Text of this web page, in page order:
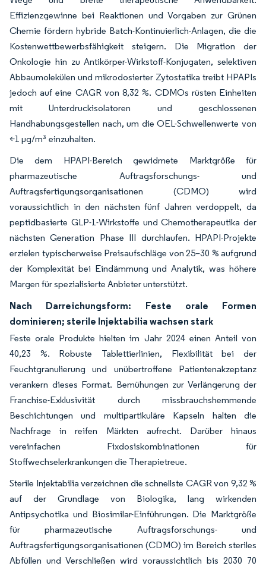
Effizienzgewinne bei Reaktionen und Vorgaben zur Grünen
Chemie fördern hybride Batch-Kontinuierlich-Anlagen, die die
Kostenwettbewerbsfähigkeit steigern. Die Migration der
Onkologie hin zu Antikörper-Wirkstoff-Konjugaten, selektiven
Abbaumolekülen und mikrodosierter Zytostatika treibt HPAPIs
jedoch auf eine CAGR von 8,32 %. CDMOs rüsten Einheiten
mit Unterdruckisolatoren und geschlossenen
Handhabungsgestellen nach, um die OEL-Schwellenwerte von
<1 μg/m³ einzuhalten.
Die dem HPAPI-Bereich gewidmete Marktgröße für
pharmazeutische Auftragsforschungs- und
Auftragsfertigungsorganisationen (CDMO) wird
voraussichtlich in den nächsten fünf Jahren verdoppelt, da
peptidbasierte GLP-1-Wirkstoffe und Chemotherapeutika der
nächsten Generation Phase III durchlaufen. HPAPI-Projekte
erzielen typischerweise Preisaufschläge von 25–30 % aufgrund
der Komplexität bei Eindämmung und Analytik, was höhere
Margen für spezialisierte Anbieter unterstützt.
Nach Darreichungsform: Feste orale Formen
dominieren; sterile Injektabilia wachsen stark
Feste orale Produkte hielten im Jahr 2024 einen Anteil von
40,23 %. Robuste Tablettierlinien, Flexibilität bei der
Feuchtgranulierung und unübertroffene Patientenakzeptanz
verankern dieses Format. Bemühungen zur Verlängerung der
Franchise-Exklusivität durch missbrauchshemmende
Beschichtungen und multipartikuläre Kapseln halten die
Nachfrage in reifen Märkten aufrecht. Darüber hinaus
vereinfachen Fixdosiskombinationen für
Stoffwechselerkrankungen die Therapietreue.
Sterile Injektabilia verzeichnen die schnellste CAGR von 9,32 %
auf der Grundlage von Biologika, lang wirkenden
Antipsychotika und Biosimilar-Einführungen. Die Marktgröße
für pharmazeutische Auftragsforschungs- und
Auftragsfertigungsorganisationen (CDMO) im Bereich steriles
Abfüllen und Verschließen wird voraussichtlich bis 2030 70